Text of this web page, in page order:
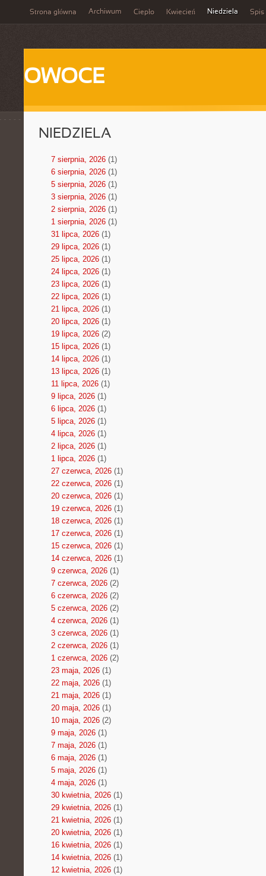
Strona główna Archiwum Ciepło Kwiecień Niedziela Spis
OWOCE
NIEDZIELA
7 sierpnia, 2026(1)
6 sierpnia, 2026(1)
5 sierpnia, 2026(1)
3 sierpnia, 2026(1)
2 sierpnia, 2026(1)
1 sierpnia, 2026(1)
31 lipca, 2026(1)
29 lipca, 2026(1)
25 lipca, 2026(1)
24 lipca, 2026(1)
23 lipca, 2026(1)
22 lipca, 2026(1)
21 lipca, 2026(1)
20 lipca, 2026(1)
19 lipca, 2026(2)
15 lipca, 2026(1)
14 lipca, 2026(1)
13 lipca, 2026(1)
11 lipca, 2026(1)
9 lipca, 2026(1)
6 lipca, 2026(1)
5 lipca, 2026(1)
4 lipca, 2026(1)
2 lipca, 2026(1)
1 lipca, 2026(1)
27 czerwca, 2026(1)
22 czerwca, 2026(1)
20 czerwca, 2026(1)
19 czerwca, 2026(1)
18 czerwca, 2026(1)
17 czerwca, 2026(1)
15 czerwca, 2026(1)
14 czerwca, 2026(1)
9 czerwca, 2026(1)
7 czerwca, 2026(2)
6 czerwca, 2026(2)
5 czerwca, 2026(2)
4 czerwca, 2026(1)
3 czerwca, 2026(1)
2 czerwca, 2026(1)
1 czerwca, 2026(2)
23 maja, 2026(1)
22 maja, 2026(1)
21 maja, 2026(1)
20 maja, 2026(1)
10 maja, 2026(2)
9 maja, 2026(1)
7 maja, 2026(1)
6 maja, 2026(1)
5 maja, 2026(1)
4 maja, 2026(1)
30 kwietnia, 2026(1)
29 kwietnia, 2026(1)
21 kwietnia, 2026(1)
20 kwietnia, 2026(1)
16 kwietnia, 2026(1)
14 kwietnia, 2026(1)
12 kwietnia, 2026(1)